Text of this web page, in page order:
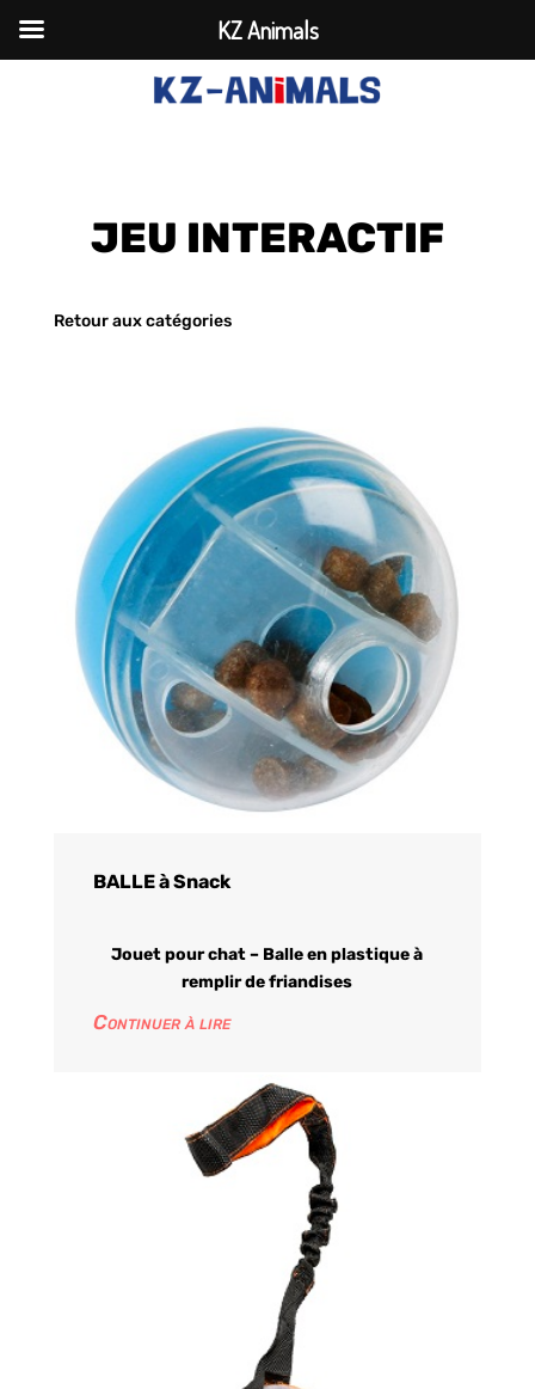
JEU INTERACTIF
Retour aux catégories
BALLE à Snack
Jouet pour chat – Balle en plastique à
remplir de friandises
Continuer à lire
KZ Animals